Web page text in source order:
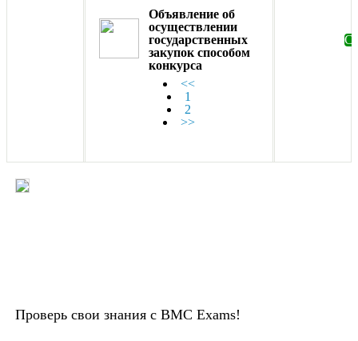
Объявление об
осуществлении
государственных
закупок способом
конкурса
<<
1
2
>>
Проверь свои знания с BMC Exams!